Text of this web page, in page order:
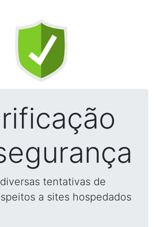
tentativas de
a sites hospedados